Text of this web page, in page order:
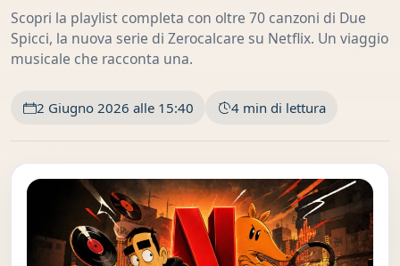
Scopri la playlist completa con oltre 70 canzoni di Due
Spicci, la nuova serie di Zerocalcare su Netflix. Un viaggio
musicale che racconta una.
2 Giugno 2026 alle 15:40 4 min di lettura